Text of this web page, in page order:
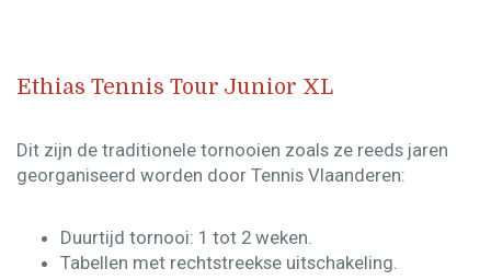
Ethias Tennis Tour Junior XL
Dit zijn de traditionele tornooien zoals ze reeds jaren
georganiseerd worden door Tennis Vlaanderen:​
Duurtijd tornooi: 1 tot 2 weken.​
Tabellen met rechtstreekse uitschakeling.